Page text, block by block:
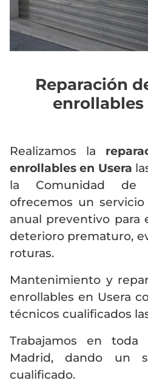
Reparación
enrollables
Realizamos la
enrollables en Usera
la Comunidad de
ofrecemos un
anual preventivo para
deterioro prematuro,
roturas.
Mantenimiento y
enrollables en Usera
técnicos cualificados
Trabajamos en
Madrid, dando un
cualificado.